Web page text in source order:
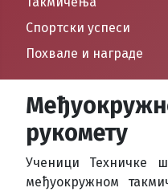
Спортски успеси
Похвале и награде
рукомету
Ученици Техничке
међуокружном